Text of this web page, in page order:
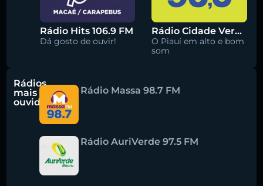
Rádio Hits 106.9 FM
Dá gosto de ouvir!
Rádio Cidade Verde 93.5 FM
O Piauí em alto e bom
som
Rádios
mais
ouvidas
Rádio Massa 98.7 FM
Rádio AuriVerde 97.5 FM